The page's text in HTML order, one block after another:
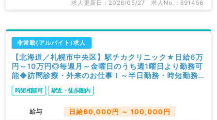
求人更新日 : 2026/05/27 求人No. : 691456
非常勤(アルバイト)求人
【北海道／札幌市中央区】駅チカクリニック★日給6万
円～10万円◎毎週月～金曜日のうち週1曜日より勤務可
能◆訪問診療・外来のお仕事！～半日勤務・時短勤務
相談可～（内科系、総合診療科／非常勤）
時短相談可 駅近・徒歩圏内
給与 日給60,000円 ～ 100,000円